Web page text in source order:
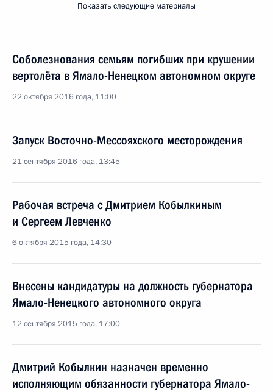
Показать следующие материалы
Соболезнования семьям погибших при крушении
вертолёта в Ямало-Ненецком автономном округе
22 октября 2016 года, 11:00
Запуск Восточно-Мессояхского месторождения
21 сентября 2016 года, 13:45
Рабочая встреча с Дмитрием Кобылкиным
и Сергеем Левченко
6 октября 2015 года, 14:30
Внесены кандидатуры на должность губернатора
Ямало-Ненецкого автономного округа
12 сентября 2015 года, 17:00
Дмитрий Кобылкин назначен временно
исполняющим обязанности губернатора Ямало-